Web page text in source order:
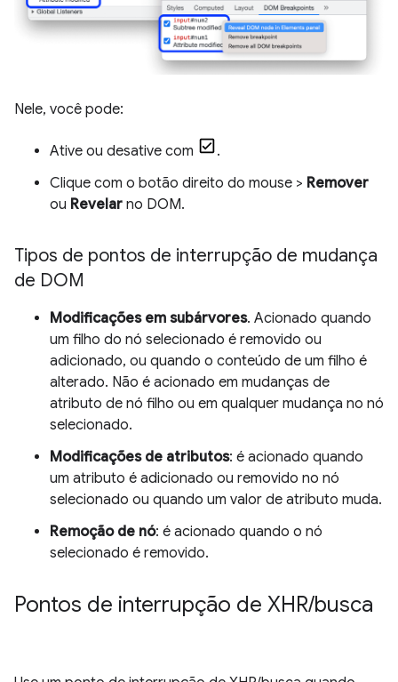
Nele, você pode:
Ative ou desative com
.
Clique com o botão direito do mouse > Remover
ou Revelar no DOM.
Tipos de pontos de interrupção de mudança
de DOM
Modificações em subárvores. Acionado quando
um filho do nó selecionado é removido ou
adicionado, ou quando o conteúdo de um filho é
alterado. Não é acionado em mudanças de
atributo de nó filho ou em qualquer mudança no nó
selecionado.
Modificações de atributos: é acionado quando
um atributo é adicionado ou removido no nó
selecionado ou quando um valor de atributo muda.
Remoção de nó: é acionado quando o nó
selecionado é removido.
Pontos de interrupção de XHR/busca